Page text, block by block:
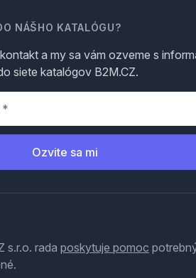
NÁŠHO KATALÓGU?
a my sa vám ozveme s
siete katalógov B2M.CZ.
Ozvite sa mi
s.r.o. rada poskytuje pomoc